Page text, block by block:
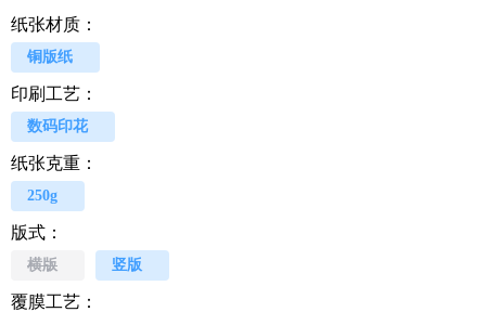
纸张材质：
铜版纸
印刷工艺：
数码印花
纸张克重：
250g
版式：
横版 竖版
覆膜工艺：